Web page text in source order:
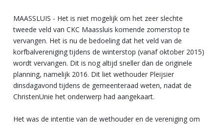
MAASSLUIS - Het is niet mogelijk om het zeer slechte
tweede veld van CKC Maassluis komende zomerstop te
vervangen. Het is nu de bedoeling dat het veld van de
korfbalvereniging tijdens de winterstop (vanaf oktober 2015)
wordt vervangen. Dit is nog altijd sneller dan de originele
planning, namelijk 2016. Dit liet wethouder Pleijsier
dinsdagavond tijdens de gemeenteraad weten, nadat de
ChristenUnie het onderwerp had aangekaart.
Het was de intentie van de wethouder en de vereniging om